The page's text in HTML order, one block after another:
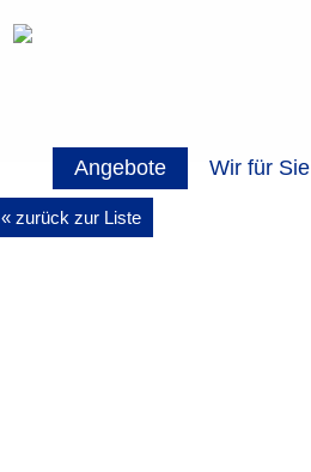
Angebote Wir für Sie
« zurück zur Liste